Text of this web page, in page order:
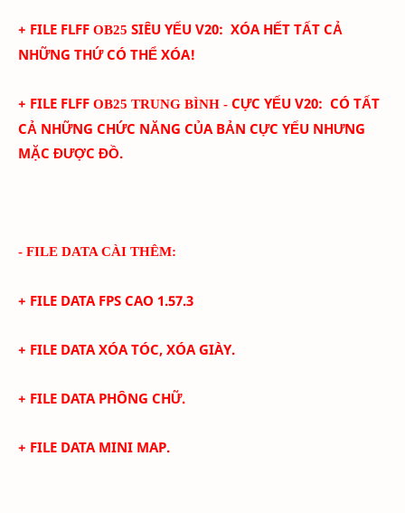
+ FILE FLFF OB25 SIÊU YẾU V20: XÓA HẾT TẤT CẢ
NHỮNG THỨ CÓ THỂ XÓA!
+ FILE FLFF OB25 TRUNG BÌNH - CỰC YẾU V20: CÓ TẤT
CẢ NHỮNG CHỨC NĂNG CỦA BẢN CỰC YẾU NHƯNG
MẶC ĐƯỢC ĐỒ.
- FILE DATA CÀI THÊM:
+ FILE DATA FPS CAO 1.57.3
+ FILE DATA XÓA TÓC, XÓA GIÀY.
+ FILE DATA PHÔNG CHỮ.
+ FILE DATA MINI MAP.